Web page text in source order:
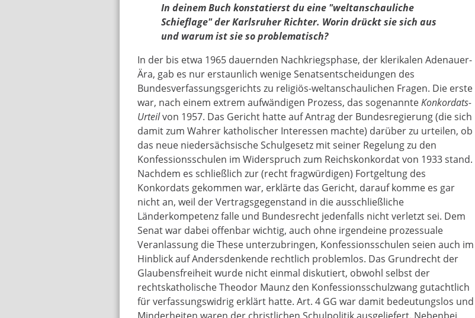
In deinem Buch konstatierst du eine "weltanschauliche
Schieflage" der Karlsruher Richter. Worin drückt sie sich aus
und warum ist sie so problematisch?
In der bis etwa 1965 dauernden Nachkriegsphase, der klerikalen Adenauer-
Ära, gab es nur erstaunlich wenige Senatsentscheidungen des
Bundesverfassungsgerichts zu religiös-weltanschaulichen Fragen. Die erste
war, nach einem extrem aufwändigen Prozess, das sogenannteKonkordats-
Urteilvon 1957. Das Gericht hatte auf Antrag der Bundesregierung (die sich
damit zum Wahrer katholischer Interessen machte) darüber zu urteilen, ob
das neue niedersächsische Schulgesetz mit seiner Regelung zu den
Konfessionsschulen im Widerspruch zum Reichskonkordat von 1933 stand.
Nachdem es schließlich zur (recht fragwürdigen) Fortgeltung des
Konkordats gekommen war, erklärte das Gericht, darauf komme es gar
nicht an, weil der Vertragsgegenstand in die ausschließliche
Länderkompetenz falle und Bundesrecht jedenfalls nicht verletzt sei. Dem
Senat war dabei offenbar wichtig, auch ohne irgendeine prozessuale
Veranlassung die These unterzubringen, Konfessionsschulen seien auch im
Hinblick auf Andersdenkende rechtlich problemlos. Das Grundrecht der
Glaubensfreiheit wurde nicht einmal diskutiert, obwohl selbst der
rechtskatholische Theodor Maunz den Konfessionsschulzwang gutachtlich
für verfassungswidrig erklärt hatte. Art. 4 GG war damit bedeutungslos und